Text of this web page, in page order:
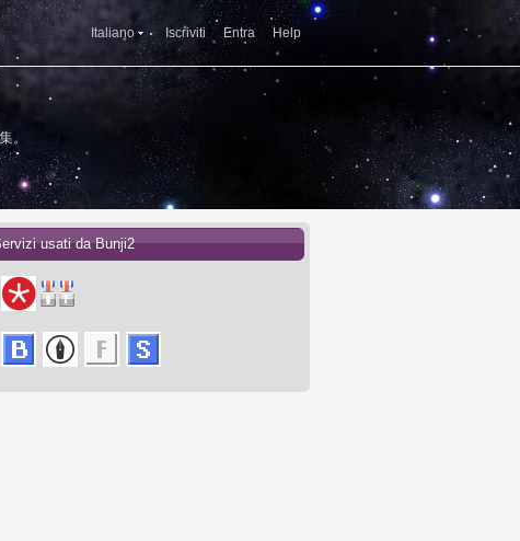
Italiano Iscriviti Entra Help
。
usati da Bunji2